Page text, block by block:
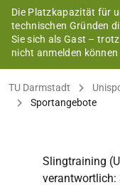
Die Platzkapazität für
technischen Gründen
Sie sich als Gast –
nicht anmelden
Sie befinden sich hier:
TU Darmstadt
Sportangebote
Slingtraining
verantwortlich: